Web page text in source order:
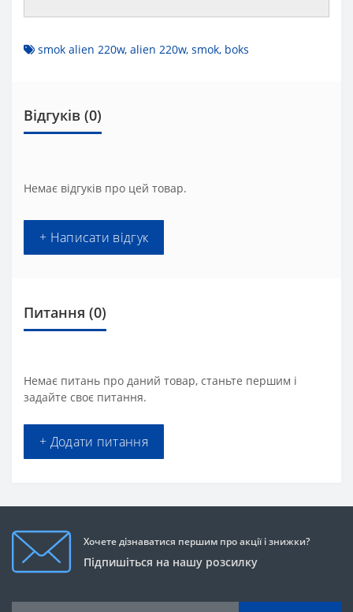
smok alien 220w, alien 220w, smok, boks
Відгуків (0)
Немає відгуків про цей товар.
+ Написати відгук
Питання (0)
Немає питань про даний товар, станьте першим і
задайте своє питання.
+ Додати питання
Хочете дізнаватися першим про акції і знижки?
Підпишіться на нашу розсилку